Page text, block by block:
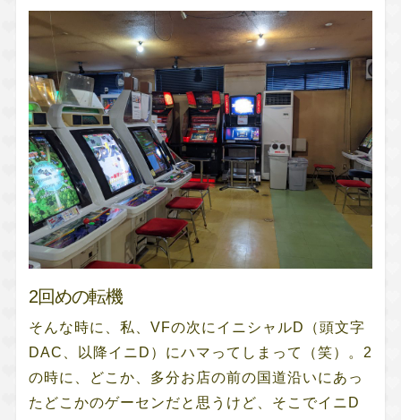
2回めの転機
そんな時に、私、VFの次にイニシャルD（頭文字
DAC、以降イニD）にハマってしまって（笑）。2
の時に、どこか、多分お店の前の国道沿いにあっ
たどこかのゲーセンだと思うけど、そこでイニD